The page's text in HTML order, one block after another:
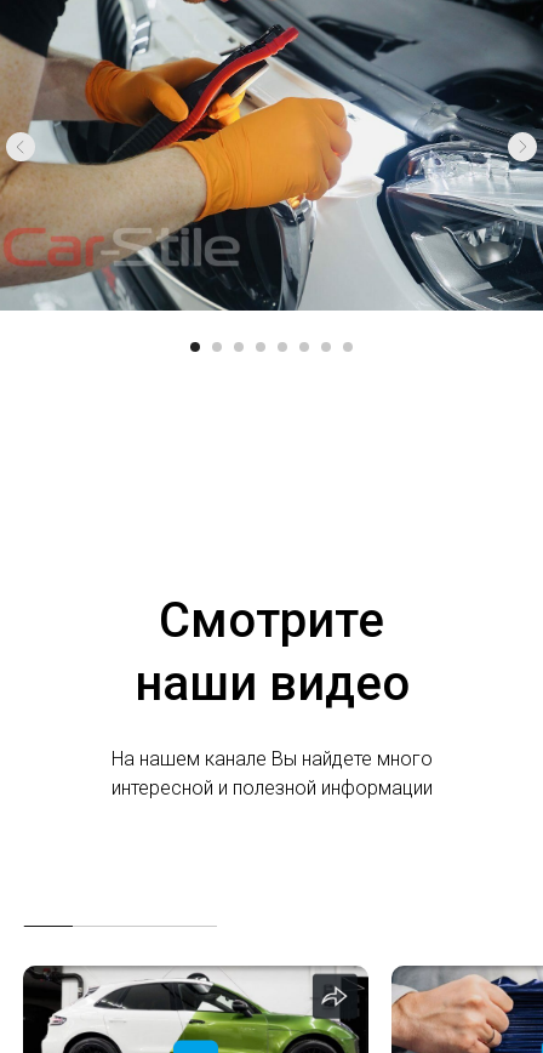
Смотрите
наши видео
На нашем канале Вы найдете много
интересной и полезной информации